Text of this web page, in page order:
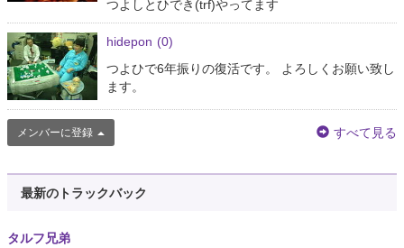
つよしとひでき(trf)やってます
hidepon (0)
つよひで6年振りの復活です。 よろしくお願い致し
ます。
メンバーに登録 すべて見る
最新のトラックバック
タルフ兄弟